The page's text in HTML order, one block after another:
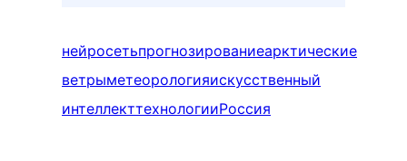
нейросетьпрогнозированиеарктические
ветрыметеорологияискусственный
интеллекттехнологииРоссия